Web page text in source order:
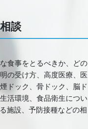
談
食事をとるべきか、どの
の受け方、高度医療、医
ドック、骨ドック、脳ド
活環境、食品衛生につい
施設、予防接種などの相